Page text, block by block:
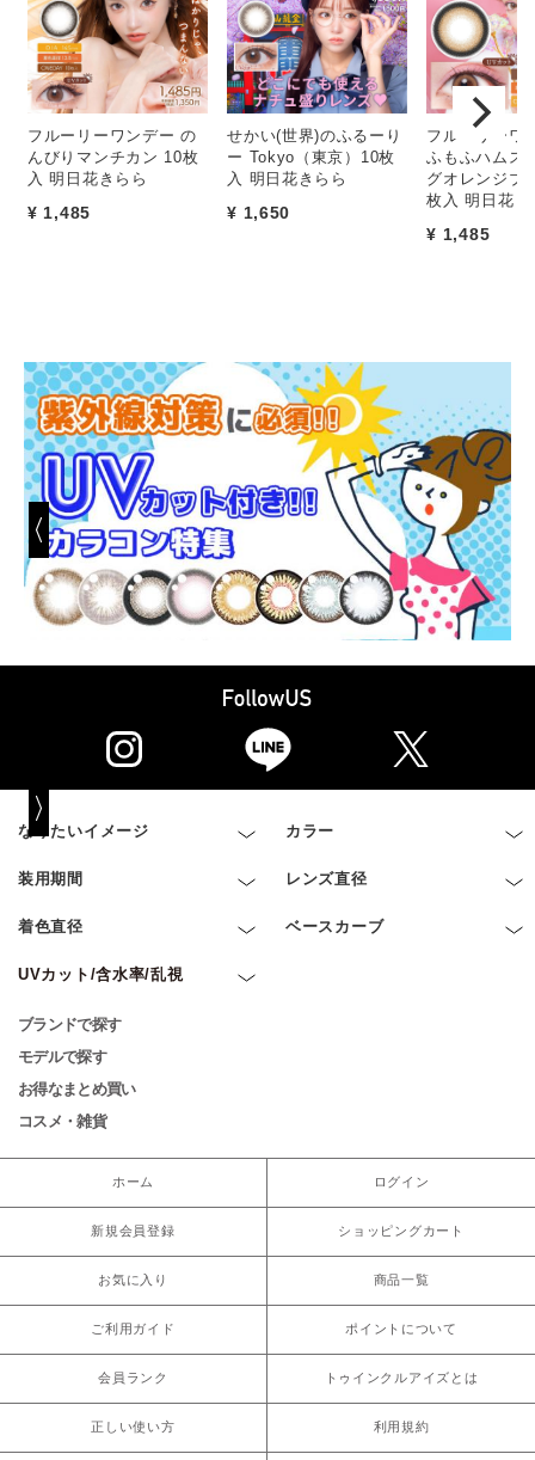
フルーリーワンデー の
んびりマンチカン 10枚
入 明日花きらら
¥ 1,485
せかい(世界)のふるーり
ー Tokyo（東京）10枚
入 明日花きらら
¥ 1,650
フルーリーワ
ふもふハムス
グオレンジブ
枚入 明日花き
¥ 1,485
なりたいイメージ カラー
装用期間 レンズ直径
着色直径 ベースカーブ
UVカット/含水率/乱視
ブランドで探す
モデルで探す
お得なまとめ買い
コスメ・雑貨
ホーム ログイン
新規会員登録 ショッピングカート
お気に入り 商品一覧
ご利用ガイド ポイントについて
会員ランク トゥインクルアイズとは
正しい使い方 利用規約